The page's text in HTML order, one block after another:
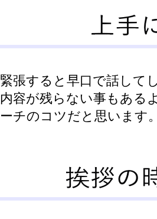
緊張すると早口で話して
内容が残らない事もある
ーチのコツだと思います。